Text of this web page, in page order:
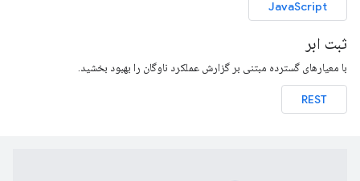
JavaScript
ثبت ابر
با معیارهای گسترده مبتنی بر گزارش عملکرد ناوگان را بهبود بخشید.
REST